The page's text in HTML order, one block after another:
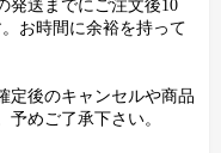
発送までにご注文後10
お時間に余裕を持って
定後のキャンセルや商品
めご了承下さい。